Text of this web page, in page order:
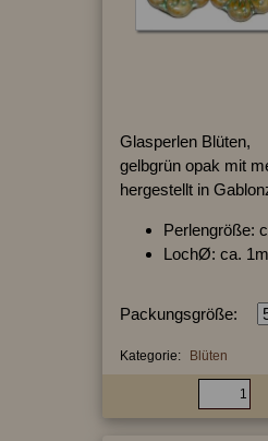
Glasperlen Blüten,
gelbgrün opak mit
hergestellt in
Perlengröße:
LochØ: ca.
Packungsgröße:
Kategorie: Blüten